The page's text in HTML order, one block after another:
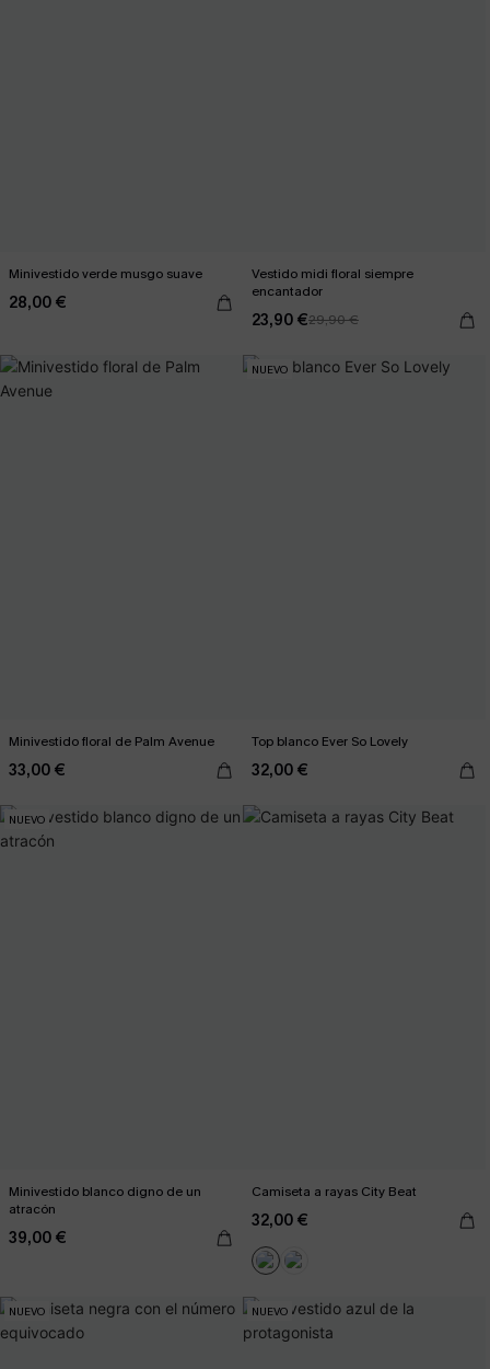
Minivestido verde musgo suave
28,00 €
Vestido midi floral siempre
encantador
23,90 €29,90 €
Minivestido floral de Palm Avenue
33,00 €
NUEVO
Top blanco Ever So Lovely
32,00 €
NUEVO
Minivestido blanco digno de un
atracón
39,00 €
Camiseta a rayas City Beat
32,00 €
NUEVO NUEVO